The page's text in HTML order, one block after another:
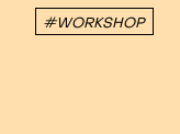
#WORKSHOP